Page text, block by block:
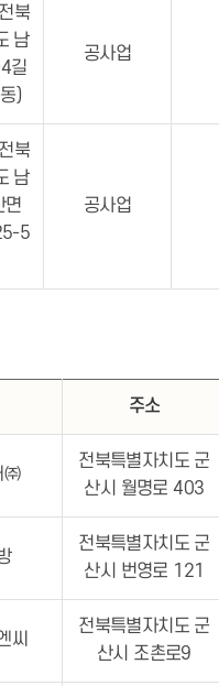
북
남
길
)
공사업
북
남
면
5
공사업
주소
㈜
전북특별자치도 군
산시 월명로 403
전북특별자치도 군
산시 번영로 121
씨
전북특별자치도 군
산시 조촌로9